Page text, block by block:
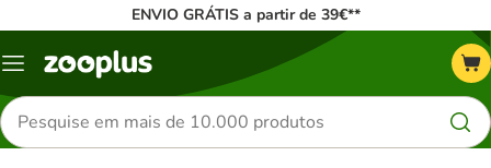
ENVIO GRÁTIS a partir de 39€**
Menu
Pesquisar
produtos